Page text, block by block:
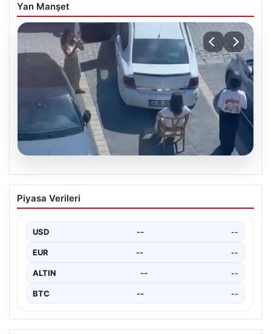
Yan Manşet
05.08.2026
Yalova’da İlginç Olay: Sandalye Engel
Olunca Araç Park Etmedi
gerçekleşen bu ilginç olay, bölge sakinlerinin ve
çevredekilerin…
Piyasa Verileri
USD -- --
EUR -- --
ALTIN -- --
BTC -- --